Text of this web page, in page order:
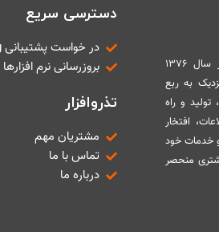
شرکت مهندسی تذروافزار در سال ۱۳۷۶
به ربع
و راه
افتخار
خدمات خود
به بیش از ۸۰۰۰ مشتری منحصر
دسترسی سریع
در خواست پشتیبانی Ticketing
بروزرسانی نرم افزارها
تذروافزار
مشتریان مهم
تماس با ما
درباره ما